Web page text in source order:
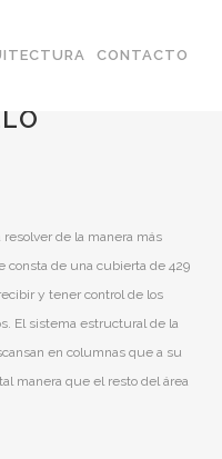
CONTACTO
de la manera más
consta de una cubierta de 429
y tener control de los
El sistema estructural de la
en columnas que a su
manera que el resto del área